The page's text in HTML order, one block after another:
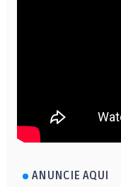
ANUNCIE AQUI